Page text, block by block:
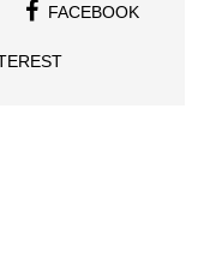
FACEBOOK